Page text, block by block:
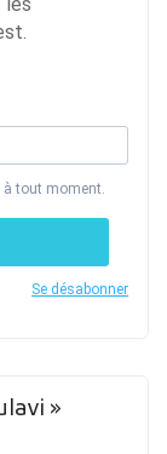
à tout moment.
Se désabonner
»